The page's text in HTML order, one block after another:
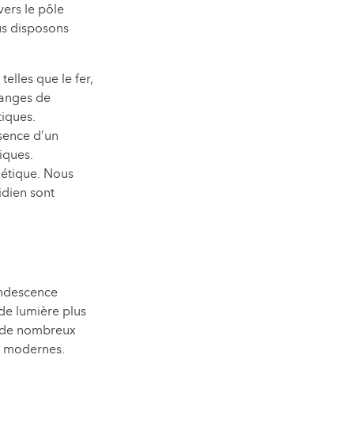
le pôle
disposons
que le fer,
de
d’un
Nous
sont
lumière plus
nombreux